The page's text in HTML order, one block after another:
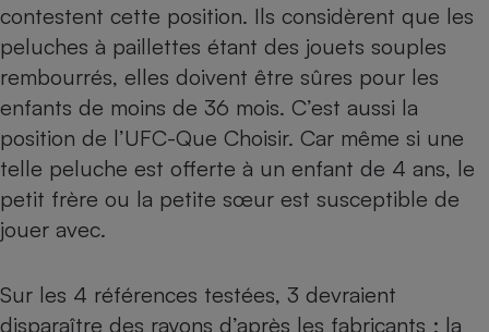
contestent cette position. Ils considèrent que les
peluches à paillettes étant des jouets souples
rembourrés, elles doivent être sûres pour les
enfants de moins de 36 mois. C’est aussi la
position de l’UFC-Que Choisir. Car même si une
telle peluche est offerte à un enfant de 4 ans, le
petit frère ou la petite sœur est susceptible de
jouer avec.
Sur les 4 références testées, 3 devraient
disparaître des rayons d’après les fabricants : la
Cafetière à expressos